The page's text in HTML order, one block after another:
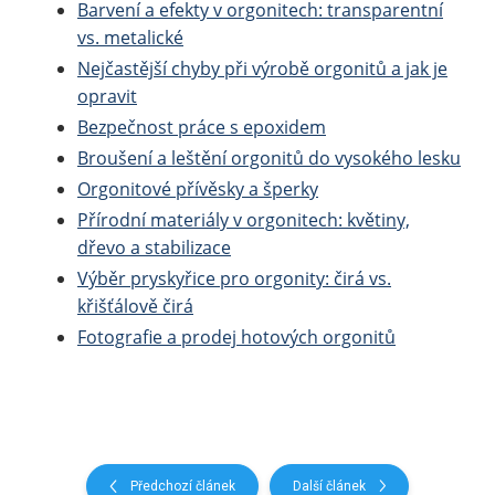
Barvení a efekty v orgonitech: transparentní
vs. metalické
Nejčastější chyby při výrobě orgonitů a jak je
opravit
Bezpečnost práce s epoxidem
Broušení a leštění orgonitů do vysokého lesku
Orgonitové přívěsky a šperky
Přírodní materiály v orgonitech: květiny,
dřevo a stabilizace
Výběr pryskyřice pro orgonity: čirá vs.
křišťálově čirá
Fotografie a prodej hotových orgonitů
Předchozí článek Další článek